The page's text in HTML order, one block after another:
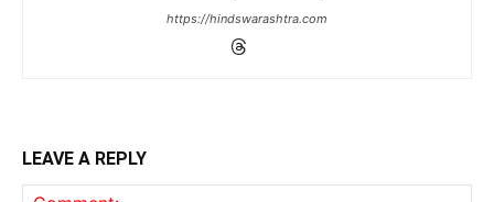
https://hindswarashtra.com
LEAVE A REPLY